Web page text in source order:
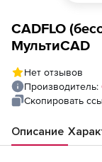
CADFLO
МультиCAD
Нет отзывов
Производитель:
Скопировать
Описание